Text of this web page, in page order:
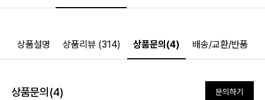
상품설명 상품리뷰 (314) 상품문의(4) 배송/교환/반품
상품문의(4) 문의하기